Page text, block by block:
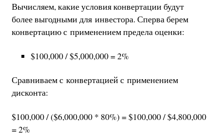
Вычисляем, какие условия конвертации будут
более выгодными для инвестора. Сперва берем
конвертацию с применением предела оценки:
$100,000 / $5,000,000 = 2%
Сравниваем с конвертацией с применением
дисконта:
$100,000 / ($6,000,000 * 80%) = $100,000 / $4,800,000
= 2%